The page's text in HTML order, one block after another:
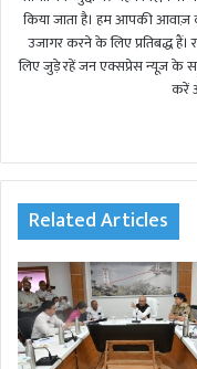
किया जाता है। हम आपकी
उजागर करने के लिए प्रतिबद्ध
लिए जुड़े रहें जन एक्सप्रेस न्यूज़ के
करें
Related Articles